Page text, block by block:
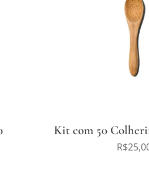
Kit com 50
R$